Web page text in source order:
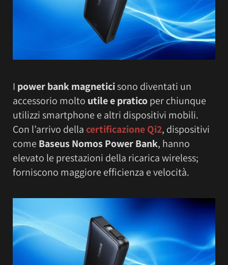
I power bank magneticisono diventati un
accessorio molto utile e praticoper chiunque
utilizzi smartphone e altri dispositivi mobili.
Con l’arrivo dellacertificazione Qi2, dispositivi
come Baseus Nomos Power Bank, hanno
elevato le prestazioni della ricarica wireless;
forniscono maggiore efficienza e velocità.